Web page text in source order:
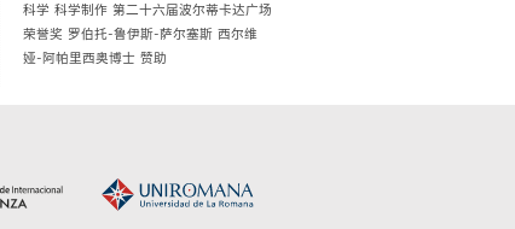
科学 科学制作 第二十六届波尔蒂卡达广场
荣誉奖 罗伯托-鲁伊斯-萨尔塞斯 西尔维
娅-阿帕里西奥博士 赞助